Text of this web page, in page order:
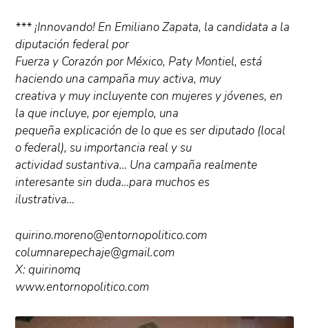
*** ¡Innovando! En Emiliano Zapata, la candidata a la
diputación federal por
Fuerza y Corazón por México, Paty Montiel, está
haciendo una campaña muy activa, muy
creativa y muy incluyente con mujeres y jóvenes, en
la que incluye, por ejemplo, una
pequeña explicación de lo que es ser diputado (local
o federal), su importancia real y su
actividad sustantiva… Una campaña realmente
interesante sin duda…para muchos es
ilustrativa…
quirino.moreno@entornopolitico.com
columnarepechaje@gmail.com
X: quirinomq
www.entornopolitico.com